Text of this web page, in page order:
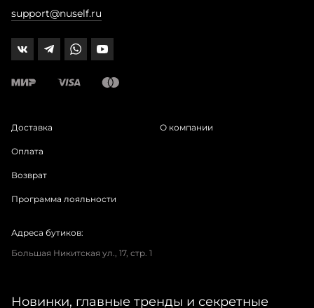
support@nuself.ru
Доставка
Оплата
Возврат
Программа лояльности
О компании
Адреса бутиков:
Большая Никитская ул., 17, стр. 1
Новинки, главные тренды и секретные